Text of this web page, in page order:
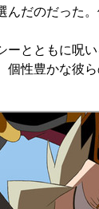
んだのだった
とともに呪
性豊かな彼